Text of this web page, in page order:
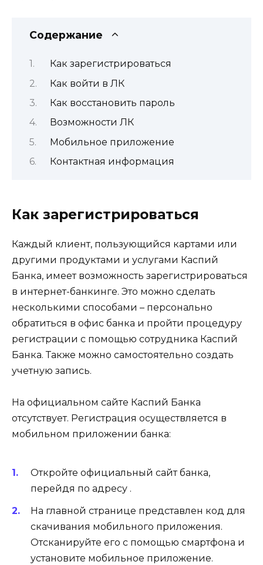
Содержание
Как зарегистрироваться
Как войти в ЛК
Как восстановить пароль
Возможности ЛК
Мобильное приложение
Контактная информация
Как зарегистрироваться
Каждый клиент, пользующийся картами или
другими продуктами и услугами Каспий
Банка, имеет возможность зарегистрироваться
в интернет-банкинге. Это можно сделать
несколькими способами – персонально
обратиться в офис банка и пройти процедуру
регистрации с помощью сотрудника Каспий
Банка. Также можно самостоятельно создать
учетную запись.
На официальном сайте Каспий Банка
отсутствует. Регистрация осуществляется в
мобильном приложении банка:
Откройте официальный сайт банка,
перейдя по адресу .
На главной странице представлен код для
скачивания мобильного приложения.
Отсканируйте его с помощью смартфона и
установите мобильное приложение.